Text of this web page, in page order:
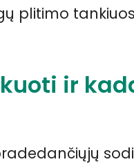
plitimo
ir